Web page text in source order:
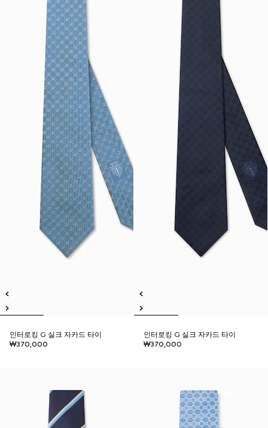
인터로킹 G 실크 자카드 타이
₩370,000
인터로킹 G 실크 자카드 타이
₩370,000